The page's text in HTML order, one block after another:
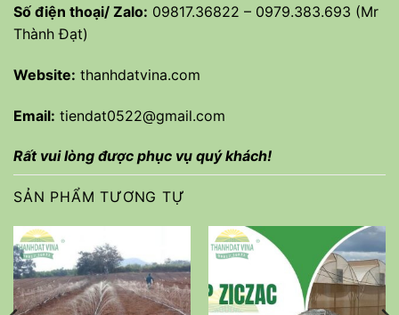
Số điện thoại/ Zalo: 09817.36822 – 0979.383.693 (Mr
Thành Đạt)
Website: thanhdatvina.com
Email: tiendat0522@gmail.com
Rất vui lòng được phục vụ quý khách!
SẢN PHẨM TƯƠNG TỰ